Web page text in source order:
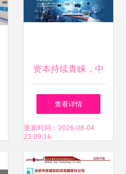
资本持续青睐，中
控信息凭借信息系
统集成服务拿下数
亿元战略投资
查看详情
更新时间：2026-08-04
23:09:16